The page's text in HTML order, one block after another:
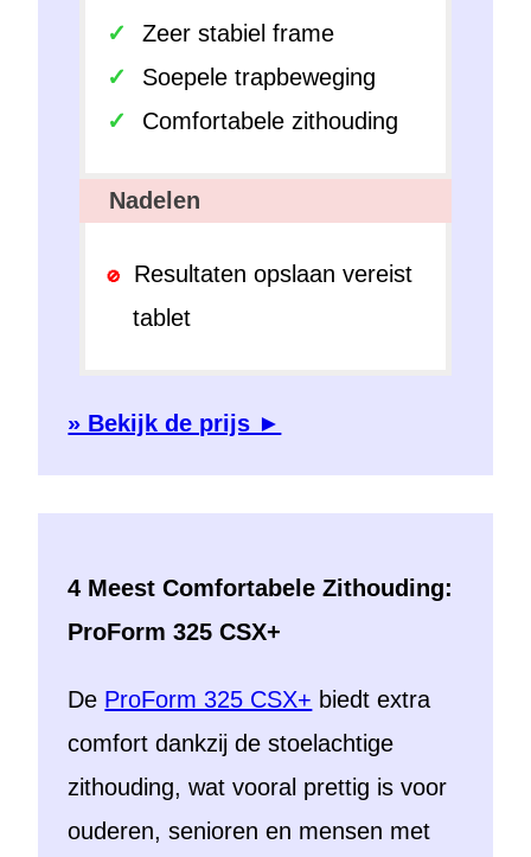
Zeer stabiel frame
Soepele trapbeweging
Comfortabele zithouding
Nadelen
Resultaten opslaan vereist
tablet
» Bekijk de prijs ►
4 Meest Comfortabele Zithouding:
ProForm 325 CSX+
De ProForm 325 CSX+ biedt extra
comfort dankzij de stoelachtige
zithouding, wat vooral prettig is voor
ouderen, senioren en mensen met